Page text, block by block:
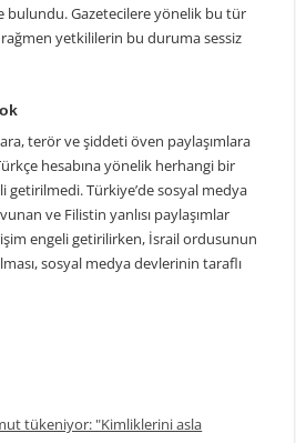
bulundu. Gazetecilere yönelik bu tür
yetkililerin bu duruma sessiz
terör ve şiddeti öven paylaşımlara
hesabına yönelik herhangi bir
getirilmedi. Türkiye’de sosyal medya
ve Filistin yanlısı paylaşımlar
engeli getirilirken, İsrail ordusunun
sosyal medya devlerinin taraflı
tükeniyor: "Kimliklerini asla